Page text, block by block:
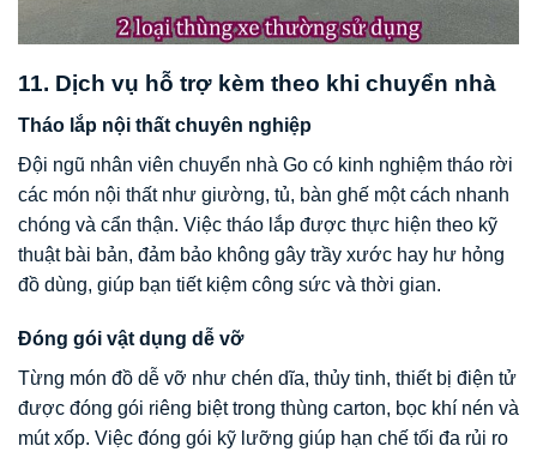
11. Dịch vụ hỗ trợ kèm theo khi chuyển nhà
Tháo lắp nội thất chuyên nghiệp
Đội ngũ nhân viên chuyển nhà Go có kinh nghiệm tháo rời
các món nội thất như giường, tủ, bàn ghế một cách nhanh
chóng và cẩn thận. Việc tháo lắp được thực hiện theo kỹ
thuật bài bản, đảm bảo không gây trầy xước hay hư hỏng
đồ dùng, giúp bạn tiết kiệm công sức và thời gian.
Đóng gói vật dụng dễ vỡ
Từng món đồ dễ vỡ như chén dĩa, thủy tinh, thiết bị điện tử
được đóng gói riêng biệt trong thùng carton, bọc khí nén và
mút xốp. Việc đóng gói kỹ lưỡng giúp hạn chế tối đa rủi ro